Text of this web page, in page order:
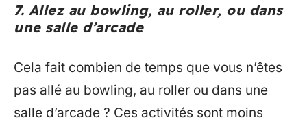
7. Allez au bowling, au roller, ou dans
une salle d’arcade
Cela fait combien de temps que vous n’êtes
pas allé au bowling, au roller ou dans une
salle d’arcade ? Ces activités sont moins